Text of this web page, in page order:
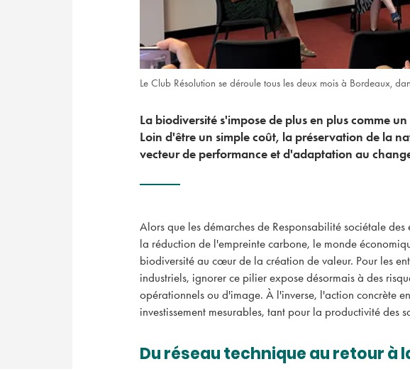
Le Club Résolution se déroule tous les deux mois à Bordeaux,
La biodiversité s'impose de plus en plus comme
Loin d'être un simple coût, la préservation de la
vecteur de performance et d'adaptation au
Alors que les démarches de Responsabilité sociétale
la réduction de l'empreinte carbone, le monde
biodiversité au cœur de la création de valeur. Pour les
industriels, ignorer ce pilier expose désormais à des
opérationnels ou d'image. À l'inverse, l'action concrète
investissement mesurables, tant pour la productivité des
Du réseau technique au retour à